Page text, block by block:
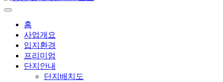
홈
사업개요
입지환경
프리미엄
단지안내
단지배치도